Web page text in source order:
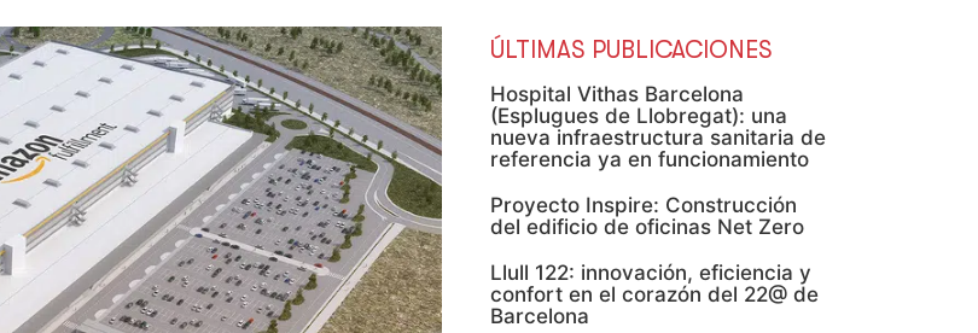
ÚLTIMAS PUBLICACIONES
Hospital Vithas Barcelona
(Esplugues de Llobregat): una
nueva infraestructura sanitaria de
referencia ya en funcionamiento
Proyecto Inspire: Construcción
del edificio de oficinas Net Zero
Llull 122: innovación, eficiencia y
confort en el corazón del 22@ de
Barcelona